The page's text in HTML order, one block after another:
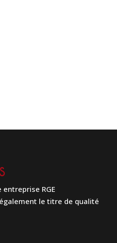
RGE
le titre de qualité